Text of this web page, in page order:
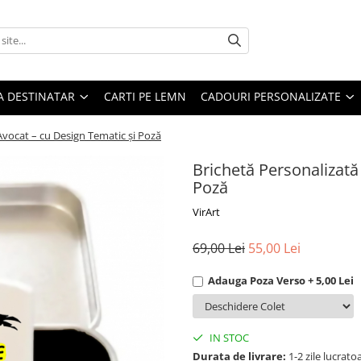
DESTINATAR CARTI PE LEMN CADOURI PERSONALIZATE
– cu Design Tematic și Poză
Brichetă
Poză
VirArt
69,00 Lei 55,00 Lei
Adauga Poza Verso + 5,00 Lei
IN STOC
Durata de livrare: 1-2 zile